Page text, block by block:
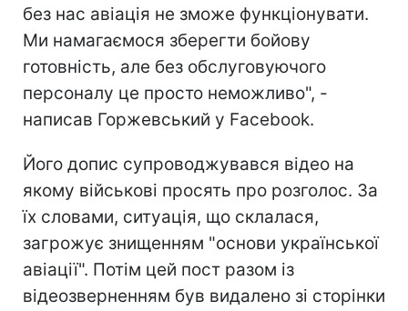
без нас авіація не зможе функціонувати.
Ми намагаємося зберегти бойову
готовність, але без обслуговуючого
персоналу це просто неможливо", -
написав Горжевський у Facebook.
Його допис супроводжувався відео на
якому військові просять про розголос. За
їх словами, ситуація, що склалася,
загрожує знищенням "основи української
авіації". Потім цей пост разом із
відеозверненням був видалено зі сторінки